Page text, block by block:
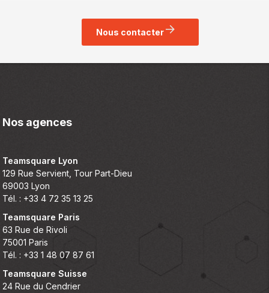
Nous contacter
Nos agences
Teamsquare Lyon
129 Rue Servient, Tour Part-Dieu
69003 Lyon
Tél. : +33 4 72 35 13 25
Teamsquare Paris
63 Rue de Rivoli
75001 Paris
Tél. : +33 1 48 07 87 61
Teamsquare Suisse
24 Rue du Cendrier